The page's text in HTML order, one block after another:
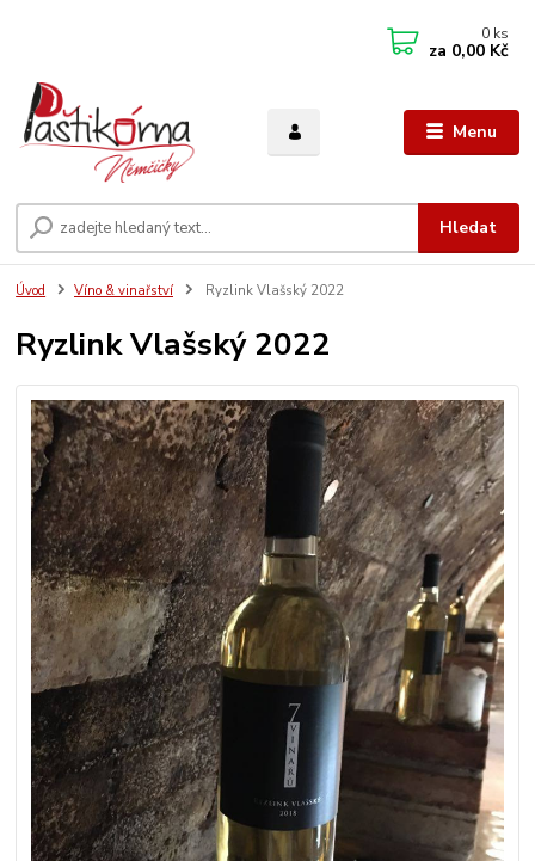
Menu
Hledat
0 ks
za 0,00 Kč
Úvod Víno & vinařství Ryzlink Vlašský 2022
Ryzlink Vlašský 2022